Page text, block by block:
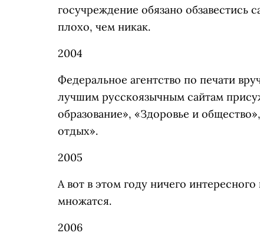
госучреждение обязано
плохо, чем никак.
2004
Федеральное агентство по печати
лучшим русскоязычным сайтам
образование», «Здоровье и
отдых».
2005
А вот в этом году ничего
множатся.
2006